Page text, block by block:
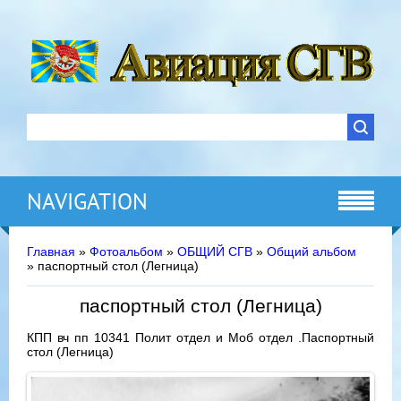
NAVIGATION
Главная » Фотоальбом » ОБЩИЙ СГВ » Общий альбом
» паспортный стол (Легница)
паспортный стол (Легница)
КПП вч пп 10341 Полит отдел и Моб отдел .Паспортный
стол (Легница)